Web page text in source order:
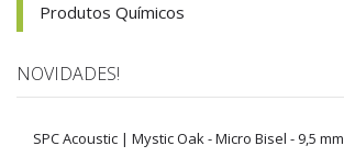
Produtos Químicos
NOVIDADES!
SPC Acoustic | Mystic Oak - Micro Bisel - 9,5 mm